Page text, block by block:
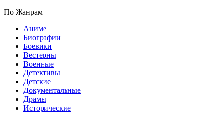
По Жанрам
Аниме
Биографии
Боевики
Вестерны
Военные
Детективы
Детские
Документальные
Драмы
Исторические